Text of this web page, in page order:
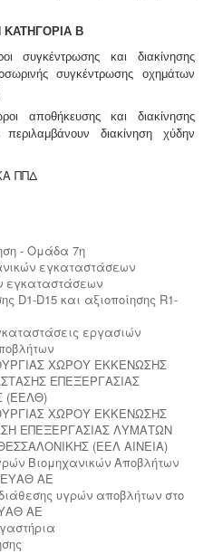
ΚΑΤΗΓΟΡΙΑ Β
και διακίνησης
συγκέντρωσης οχημάτων
αποθήκευσης και διακίνησης
διακίνηση χύδην
ΠΠΔ
- Ομάδα 7η
εγκαταστάσεων
εγκαταστάσεων
D1-D15 και αξιοποίησης R1-
εργασιών
ΧΩΡΟΥ ΕΚΚΕΝΩΣΗΣ
ΕΠΕΞΕΡΓΑΣΙΑΣ
(ΕΕΛΘ)
ΧΩΡΟΥ ΕΚΚΕΝΩΣΗΣ
ΕΠΕΞΕΡΓΑΣΙΑΣ ΛΥΜΑΤΩΝ
(ΕΕΛ ΑΙΝΕΙΑ)
Βιομηχανικών Αποβλήτων
ΕΥΑΘ ΑΕ
υγρών αποβλήτων στο
ΑΕ